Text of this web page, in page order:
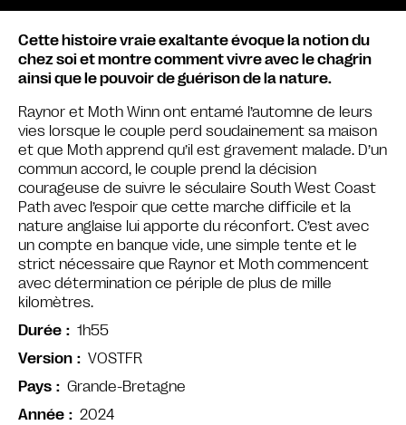
Cette histoire vraie exaltante évoque la notion du
chez soi et montre comment vivre avec le chagrin
ainsi que le pouvoir de guérison de la nature.
Raynor et Moth Winn ont entamé l’automne de leurs
vies lorsque le couple perd soudainement sa maison
et que Moth apprend qu’il est gravement malade. D’un
commun accord, le couple prend la décision
courageuse de suivre le séculaire South West Coast
Path avec l’espoir que cette marche difficile et la
nature anglaise lui apporte du réconfort. C’est avec
un compte en banque vide, une simple tente et le
strict nécessaire que Raynor et Moth commencent
avec détermination ce périple de plus de mille
kilomètres.
Durée
1h55
Version
VOSTFR
Pays
Grande-Bretagne
Année
2024